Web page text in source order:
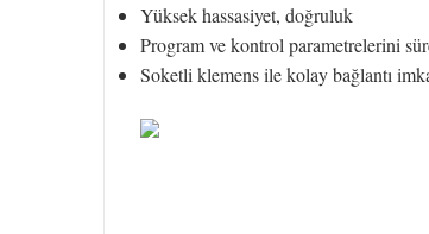
Yüksek hassasiyet, doğruluk
Program ve kontrol parametrelerini
Soketli klemens ile kolay bağlantı